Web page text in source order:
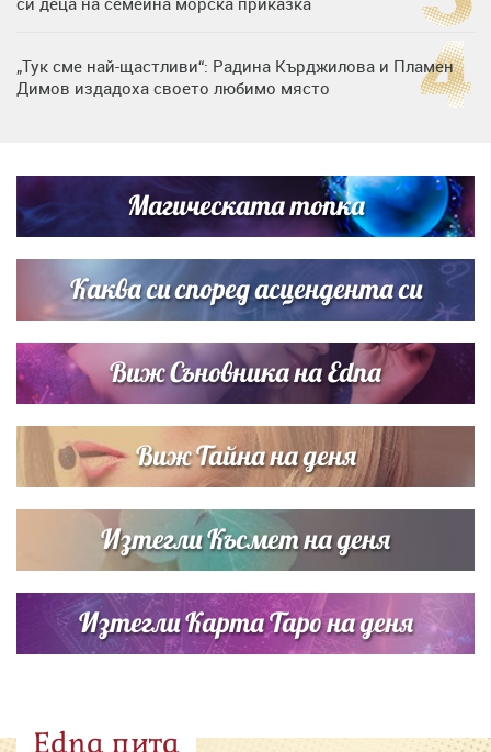
„Тук сме най-щастливи“: Радина Кърджилова и Пламен
Димов издадоха своето любимо място
Братя Аргирови я изненадаха с песен
Магическата топка
Каква си според асцендента си
Виж Съновника на Edna
Виж Тайна на деня
Изтегли Късмет на деня
Изтегли Карта Таро на деня
Edna пита